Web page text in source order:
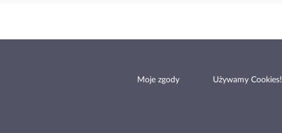
Moje zgody Używamy Cookies!